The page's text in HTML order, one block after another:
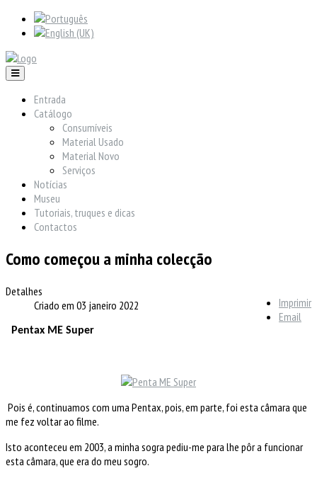
Entrada
Catálogo
Consumíveis
Material Usado
Material Novo
Serviços
Notícias
Museu
Tutoriais, truques e dicas
Contactos
Como começou a minha colecção
Imprimir
Email
Detalhes
Criado em 03 janeiro 2022
Pentax ME Super
Pois é, continuamos com uma Pentax, pois, em parte, foi esta câmara que
me fez voltar ao filme.
Isto aconteceu em 2003, a minha sogra pediu-me para lhe pôr a funcionar
esta câmara, que era do meu sogro.